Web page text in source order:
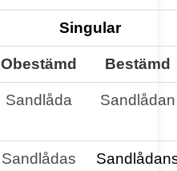
Singular
Obestämd Bestämd
Sandlåda Sandlådan
Sandlådas